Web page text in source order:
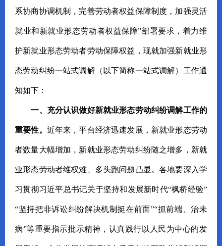
系协商协调机制，完善劳动者权益保障制度，加强灵活
就业和新就业形态劳动者权益保障”部署要求，着力维
护新就业形态劳动者劳动保障权益，现就加强新就业形
态劳动纠纷一站式调解（以下简称一站式调解）工作通
知如下：
一、充分认识做好新就业形态劳动纠纷调解工作的
重要性。 近年来，平台经济迅速发展，新就业形态劳动
者数量大幅增加，新就业形态劳动纠纷随之增多，新就
业形态劳动者维权难、多头跑问题凸显。各地要深入学
习贯彻习近平总书记关于坚持和发展新时代“枫桥经验”
“坚持把非诉讼纠纷解决机制挺在前面”“抓前端、治未
病”等重要指示批示精神，认真践行以人民为中心的发